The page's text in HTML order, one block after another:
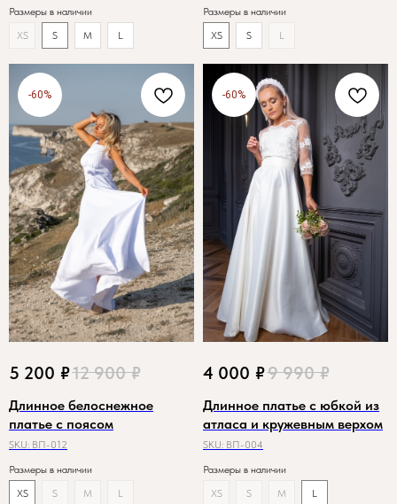
Размеры в наличии
XS
S M L
Размеры в наличии
XS
S L
-60%
5 200 ₽12 900 ₽
Длинное белоснежное
платье с поясом
SKU: ВП-012
Размеры в наличии
XS
S M L
-60%
4 000 ₽9 990 ₽
Длинное платье с юбкой из
атласа и кружевным верхом
SKU: ВП-004
Размеры в наличии
XS
S M L